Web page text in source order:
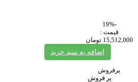
-19%
قیمت :
15,512,000 تومان
اضافه به سبد خرید
پرفروش
پر فروش‌